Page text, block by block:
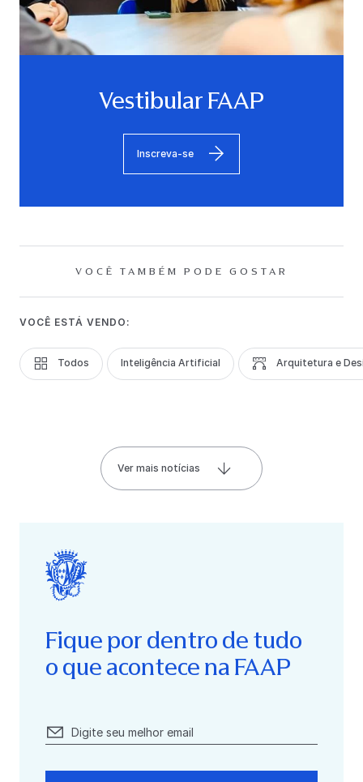
Vestibular FAAP
Inscreva-se
VOCÊ TAMBÉM PODE GOSTAR
VOCÊ ESTÁ VENDO:
Todos Inteligência Artificial Arquitetura e
Ver mais notícias
Fique por dentro de tudo
o que acontece na FAAP